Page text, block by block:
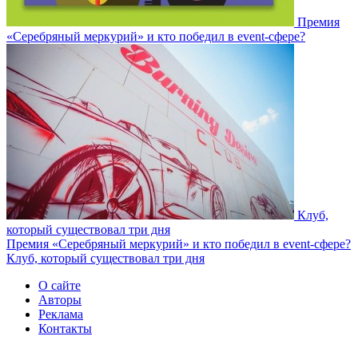
Премия
«Серебряный меркурий» и кто победил в event-сфере?
Клуб,
который существовал три дня
Премия «Серебряный меркурий» и кто победил в event-сфере?
Клуб, который существовал три дня
О сайте
Авторы
Реклама
Контакты